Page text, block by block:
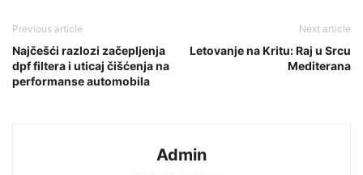
Previous article
Najčešći razlozi začepljenja
dpf filtera i uticaj čišćenja na
performanse automobila
Next article
Letovanje na Kritu: Raj u Srcu
Mediterana
Admin